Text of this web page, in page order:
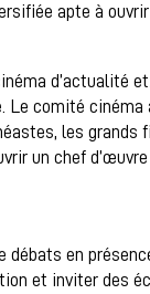
apte à
d’actualité
comité
les grands
un chef
débats en
et inviter des